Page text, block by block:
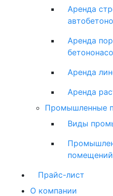
Аренда
Аренда
Аренда
Аренда
Промышленные
Виды
помещений
Прайс-лист
О компании